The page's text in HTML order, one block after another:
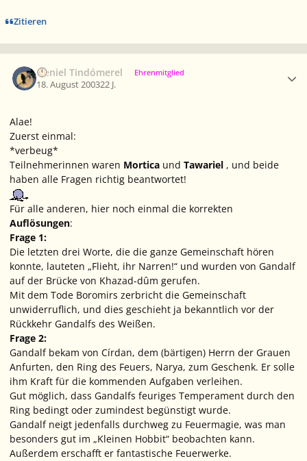
Zitieren
Neniel Tindómerel Ehrenmitglied
18. August 200322 J.
Alae!
Zuerst einmal:
*verbeug*
Teilnehmerinnen waren Mortica und Tawariel , und beide
haben alle Fragen richtig beantwortet!
Für alle anderen, hier noch einmal die korrekten
Auflösungen:
Frage 1:
Die letzten drei Worte, die die ganze Gemeinschaft hören
konnte, lauteten „Flieht, ihr Narren!“ und wurden von Gandalf
auf der Brücke von Khazad-dûm gerufen.
Mit dem Tode Boromirs zerbricht die Gemeinschaft
unwiderruflich, und dies geschieht ja bekanntlich vor der
Rückkehr Gandalfs des Weißen.
Frage 2:
Gandalf bekam von Círdan, dem (bärtigen) Herrn der Grauen
Anfurten, den Ring des Feuers, Narya, zum Geschenk. Er solle
ihm Kraft für die kommenden Aufgaben verleihen.
Gut möglich, dass Gandalfs feuriges Temperament durch den
Ring bedingt oder zumindest begünstigt wurde.
Gandalf neigt jedenfalls durchweg zu Feuermagie, was man
besonders gut im „Kleinen Hobbit“ beobachten kann.
Außerdem erschafft er fantastische Feuerwerke.